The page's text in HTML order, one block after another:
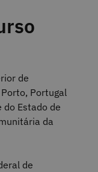
de
Portugal
Estado de
da
de